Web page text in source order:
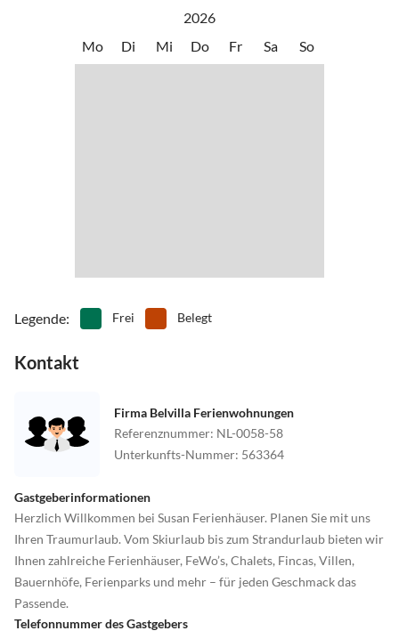
2026
Mo
Di Mi Do Fr Sa So
Legende: Frei Belegt
Kontakt
Firma Belvilla Ferienwohnungen
Referenznummer: NL-0058-58
Unterkunfts-Nummer: 563364
Gastgeberinformationen
Herzlich Willkommen bei Susan Ferienhäuser. Planen Sie mit uns
Ihren Traumurlaub. Vom Skiurlaub bis zum Strandurlaub bieten wir
Ihnen zahlreiche Ferienhäuser, FeWo’s, Chalets, Fincas, Villen,
Bauernhöfe, Ferienparks und mehr – für jeden Geschmack das
Passende.
Telefonnummer des Gastgebers